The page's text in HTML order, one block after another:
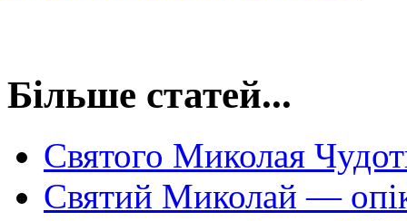
Більше статей...
Святого Миколая
Святий Миколай —